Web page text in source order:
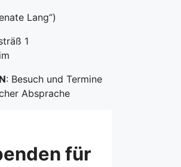
Lang“)
1
: Besuch und Termine
Absprache
für